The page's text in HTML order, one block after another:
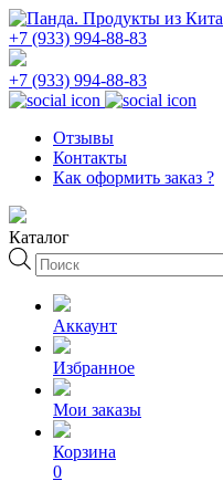
+7 (933) 994-88-83
+7 (933) 994-88-83
Отзывы
Контакты
Как оформить заказ ?
Каталог
Поиск
товаров
Аккаунт
Избранное
Мои заказы
Корзина
0